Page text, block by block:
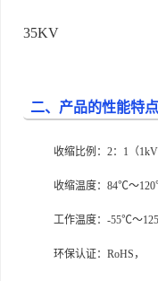
规
35KV
二、产品的性能特点
收缩比例：2：1（
收缩温度：84℃～
工作温度：-55℃～
环保认证：RoHS，